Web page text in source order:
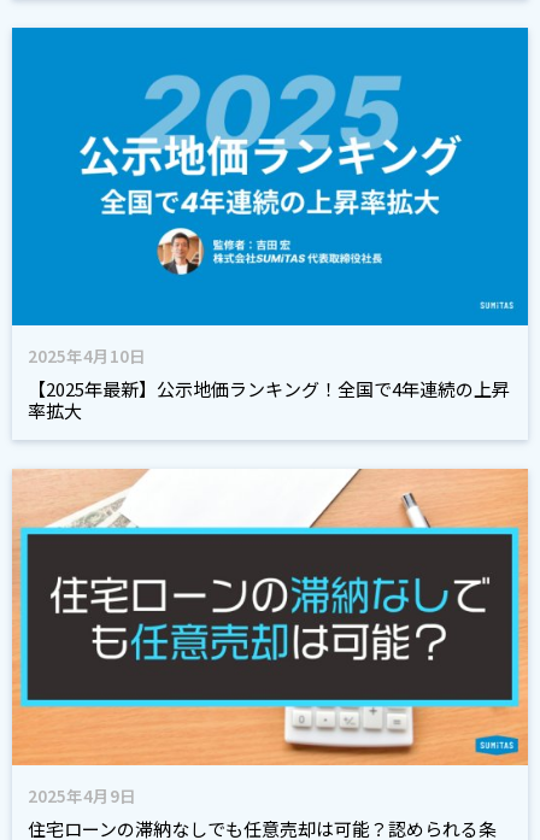
2025年4月10日
【2025年最新】公示地価ランキング！全国で4年連続の上昇
率拡大
2025年4月9日
住宅ローンの滞納なしでも任意売却は可能？認められる条